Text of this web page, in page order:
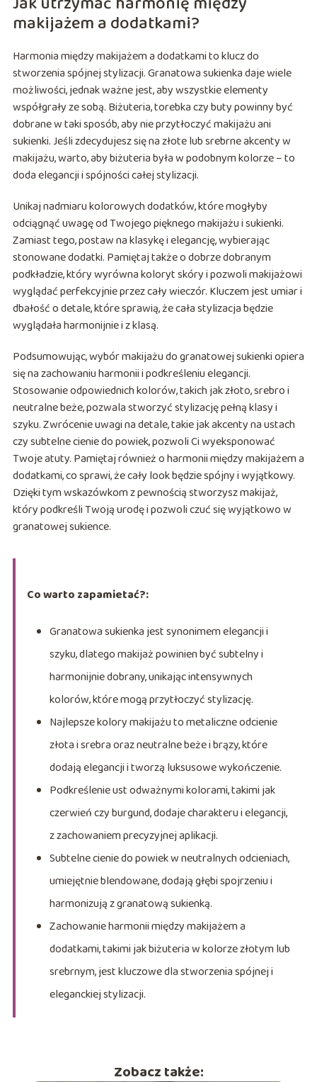
makijażem a dodatkami?
Harmonia między makijażem a dodatkami to klucz do
stworzenia spójnej stylizacji. Granatowa sukienka daje wiele
możliwości, jednak ważne jest, aby wszystkie elementy
współgrały ze sobą. Biżuteria, torebka czy buty powinny być
dobrane w taki sposób, aby nie przytłoczyć makijażu ani
sukienki. Jeśli zdecydujesz się na złote lub srebrne akcenty w
makijażu, warto, aby biżuteria była w podobnym kolorze – to
doda elegancji i spójności całej stylizacji.
Unikaj nadmiaru kolorowych dodatków, które mogłyby
odciągnąć uwagę od Twojego pięknego makijażu i sukienki.
Zamiast tego, postaw na klasykę i elegancję, wybierając
stonowane dodatki. Pamiętaj także o dobrze dobranym
podkładzie, który wyrówna koloryt skóry i pozwoli makijażowi
wyglądać perfekcyjnie przez cały wieczór. Kluczem jest umiar i
dbałość o detale, które sprawią, że cała stylizacja będzie
wyglądała harmonijnie i z klasą.
Podsumowując, wybór makijażu do granatowej sukienki opiera
się na zachowaniu harmonii i podkreśleniu elegancji.
Stosowanie odpowiednich kolorów, takich jak złoto, srebro i
neutralne beże, pozwala stworzyć stylizację pełną klasy i
szyku. Zwrócenie uwagi na detale, takie jak akcenty na ustach
czy subtelne cienie do powiek, pozwoli Ci wyeksponować
Twoje atuty. Pamiętaj również o harmonii między makijażem a
dodatkami, co sprawi, że cały look będzie spójny i wyjątkowy.
Dzięki tym wskazówkom z pewnością stworzysz makijaż,
który podkreśli Twoją urodę i pozwoli czuć się wyjątkowo w
granatowej sukience.
Co warto zapamietać?:
Granatowa sukienka jest synonimem elegancji i
szyku, dlatego makijaż powinien być subtelny i
harmonijnie dobrany, unikając intensywnych
kolorów, które mogą przytłoczyć stylizację.
Najlepsze kolory makijażu to metaliczne odcienie
złota i srebra oraz neutralne beże i brązy, które
dodają elegancji i tworzą luksusowe wykończenie.
Podkreślenie ust odważnymi kolorami, takimi jak
czerwień czy burgund, dodaje charakteru i elegancji,
z zachowaniem precyzyjnej aplikacji.
Subtelne cienie do powiek w neutralnych odcieniach,
umiejętnie blendowane, dodają głębi spojrzeniu i
harmonizują z granatową sukienką.
Zachowanie harmonii między makijażem a
dodatkami, takimi jak biżuteria w kolorze złotym lub
srebrnym, jest kluczowe dla stworzenia spójnej i
eleganckiej stylizacji.
Zobacz także: